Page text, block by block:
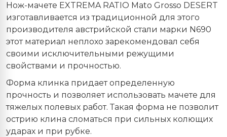
Нож-мачете EXTREMA RATIO Mato Grosso DESERT
изготавливается из традиционной для этого
производителя австрийской стали марки N690
этот материал неплохо зарекомендовал себя
своими исключительными режущими
свойствами и прочностью.
Форма клинка придает определенную
прочность и позволяет использовать мачете для
тяжелых полевых работ. Такая форма не позволит
острию клина сломаться при сильных колющих
ударах и при рубке.